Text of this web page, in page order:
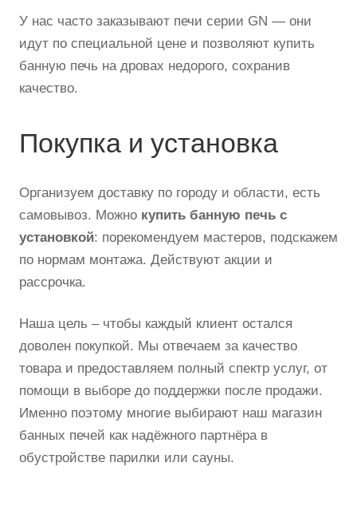
У нас часто заказывают печи серии GN — они
идут по специальной цене и позволяют купить
банную печь на дровах недорого, сохранив
качество.
Покупка и установка
Организуем доставку по городу и области, есть
самовывоз. Можно купить банную печь с
установкой: порекомендуем мастеров, подскажем
по нормам монтажа. Действуют акции и
рассрочка.
Наша цель – чтобы каждый клиент остался
доволен покупкой. Мы отвечаем за качество
товара и предоставляем полный спектр услуг, от
помощи в выборе до поддержки после продажи.
Именно поэтому многие выбирают наш магазин
банных печей как надёжного партнёра в
обустройстве парилки или сауны.